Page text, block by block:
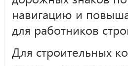
навигацию и
для работников
Для строительных